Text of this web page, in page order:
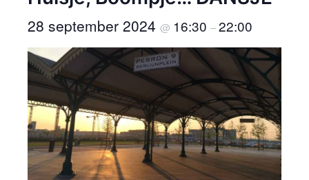
28 september 2024 @ 16:30 –22:00